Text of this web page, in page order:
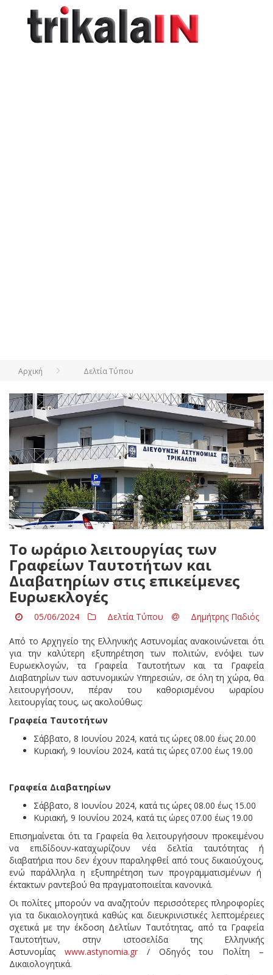
Αρχική Δελτία Τύπου
Το ωράριο λειτουργίας των
Γραφείων Ταυτοτήτων και
Διαβατηρίων στις επικείμενες
Ευρωεκλογές
05/06/2024 Δελτία Τύπου Δημήτρης Παδιός
Από το Αρχηγείο της Ελληνικής Αστυνομίας ανακοινώνεται ότι
για την καλύτερη εξυπηρέτηση των πολιτών, ενόψει των
Ευρωεκλογών, τα Γραφεία Ταυτοτήτων και τα Γραφεία
Διαβατηρίων των αστυνομικών Υπηρεσιών, σε όλη τη χώρα, θα
λειτουργήσουν, πέραν του καθορισμένου ωραρίου
λειτουργίας τους, ως ακολούθως:
Γραφεία Ταυτοτήτων
Σάββατο, 8 Ιουνίου 2024, κατά τις ώρες 08.00 έως 20.00
Κυριακή, 9 Ιουνίου 2024, κατά τις ώρες 07.00 έως 19.00
Γραφεία Διαβατηρίων
Σάββατο, 8 Ιουνίου 2024, κατά τις ώρες 08.00 έως 15.00
Κυριακή, 9 Ιουνίου 2024, κατά τις ώρες 07.00 έως 19.00
Επισημαίνεται ότι τα Γραφεία θα λειτουργήσουν προκειμένου
να επιδίδουν-καταχωρίζουν νέα δελτία ταυτότητας ή
διαβατήρια που δεν έχουν παραληφθεί από τους δικαιούχους,
ενώ παράλληλα η εξυπηρέτηση των προγραμματισμένων ή
έκτακτων ραντεβού θα πραγματοποιείται κανονικά.
Οι πολίτες μπορούν να αναζητούν περισσότερες πληροφορίες
για τα δικαιολογητικά καθώς και διευκρινιστικές λεπτομέρειες
σχετικά με την έκδοση Δελτίων Ταυτότητας, από τα Γραφεία
Ταυτοτήτων, στην ιστοσελίδα της Ελληνικής
Αστυνομίας www.astynomia.gr/ Οδηγός του Πολίτη –
Δικαιολογητικά.